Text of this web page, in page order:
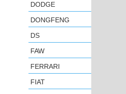
DODGE
DONGFENG
DS
FAW
FERRARI
FIAT